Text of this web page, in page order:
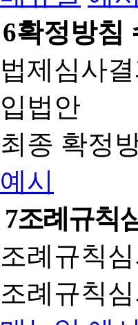
6확정방침
법제심사
입법안
최종 확정
예시
7조례규칙
조례규칙
조례규칙